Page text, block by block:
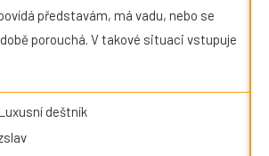
představám, má vadu, nebo se
porouchá. V takové situaci vstupuje
deštník